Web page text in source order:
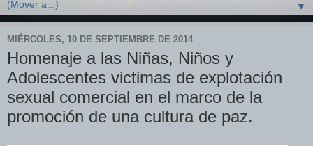
▼
MIÉRCOLES, 10 DE SEPTIEMBRE DE 2014
Homenaje a las Niñas, Niños y
Adolescentes victimas de explotación
sexual comercial en el marco de la
promoción de una cultura de paz.